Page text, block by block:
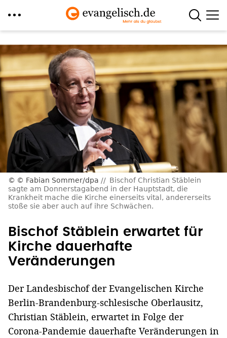
zum
Inhalt
© Fabian Sommer/dpa
Bischof Christian Stäblein
sagte am Donnerstagabend in der Hauptstadt, die
Krankheit mache die Kirche einerseits vital, andererseits
stoße sie aber auch auf ihre Schwächen.
Bischof Stäblein erwartet für
Kirche dauerhafte
Veränderungen
Der Landesbischof der Evangelischen Kirche
Berlin-Brandenburg-schlesische Oberlausitz,
Christian Stäblein, erwartet in Folge der
Corona-Pandemie dauerhafte Veränderungen in